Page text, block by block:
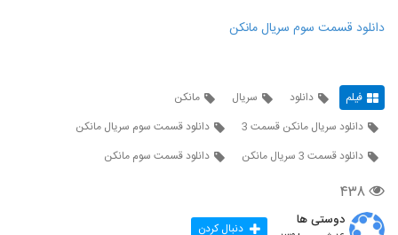
دانلود قسمت سوم سریال مانکن
فیلم دانلود سریال
مانکن
دانلود سریال مانکن قسمت 3
دانلود قسمت سوم سریال مانکن
دانلود قسمت 3 سریال مانکن
دانلود قسمت سوم مانکن
۴۳۸
دوستی ها دنبال کردن